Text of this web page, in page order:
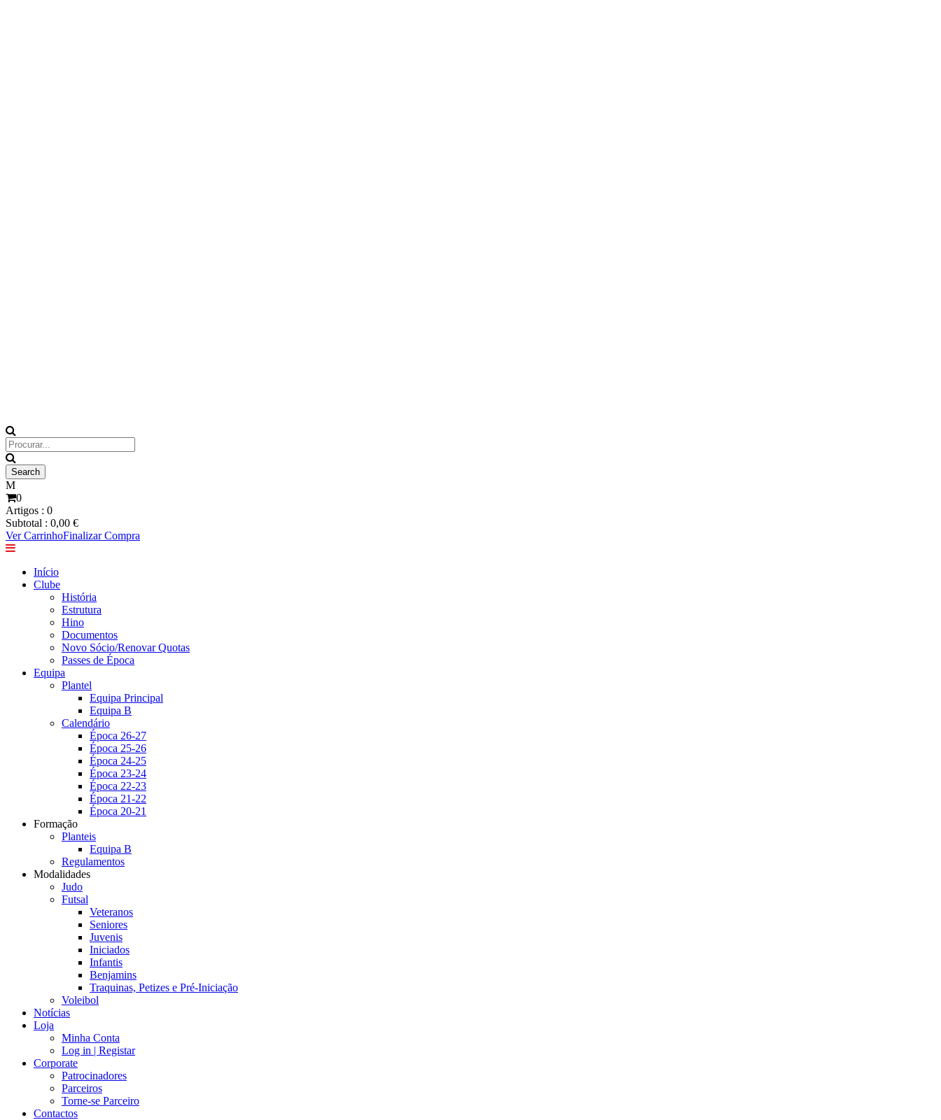
0
Artigos : 0
Subtotal : 0,00 €
Ver CarrinhoFinalizar Compra
Início
Clube
História
Estrutura
Hino
Documentos
Novo Sócio/Renovar Quotas
Passes de Época
Equipa
Plantel
Equipa Principal
Equipa B
Calendário
Época 26-27
Época 25-26
Época 24-25
Época 23-24
Época 22-23
Época 21-22
Época 20-21
Formação
Planteis
Equipa B
Regulamentos
Modalidades
Judo
Futsal
Veteranos
Seniores
Juvenis
Iniciados
Infantis
Benjamins
Traquinas, Petizes e Pré-Iniciação
Voleibol
Notícias
Loja
Minha Conta
Log in | Registar
Corporate
Patrocinadores
Parceiros
Torne-se Parceiro
Contactos